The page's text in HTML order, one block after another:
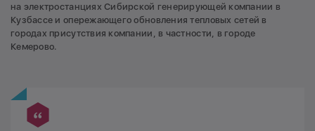
на электростанциях Сибирской генерирующей компании в
Кузбассе и опережающего обновления тепловых сетей в
городах присутствия компании, в частности, в городе
Кемерово.